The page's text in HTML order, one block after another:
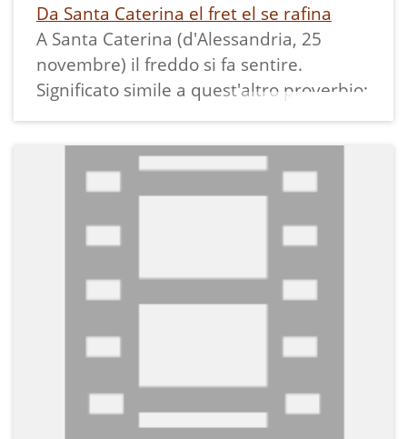
Da Santa Caterina el fret el se rafina
A Santa Caterina (d'Alessandria, 25
novembre) il freddo si fa sentire.
Significato simile a quest'altro proverbio: